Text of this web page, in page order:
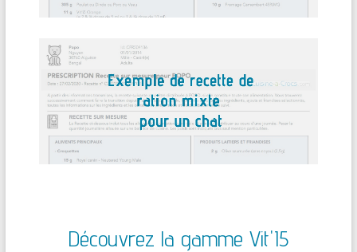
Découvrez la gamme Vit'I5